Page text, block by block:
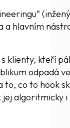
a hlavním
klienty, kteří
odpadá
co to hook
jej algoritmicky